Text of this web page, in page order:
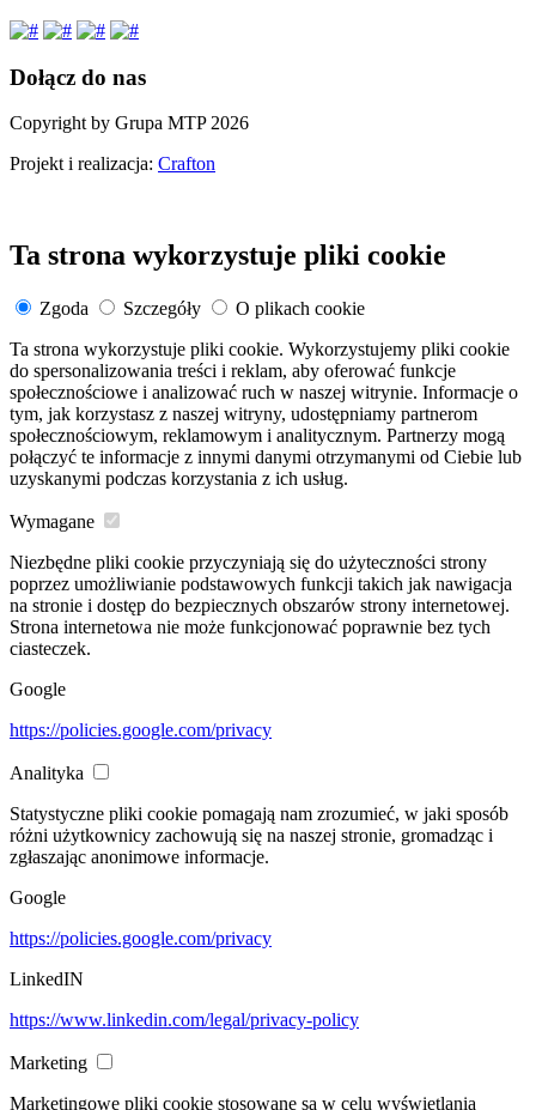
Dołącz do nas
Copyright by Grupa MTP 2026
Projekt i realizacja: Crafton
Ta strona wykorzystuje pliki cookie
Zgoda Szczegóły
O plikach cookie
Ta strona wykorzystuje pliki cookie. Wykorzystujemy pliki cookie
do spersonalizowania treści i reklam, aby oferować funkcje
społecznościowe i analizować ruch w naszej witrynie. Informacje o
tym, jak korzystasz z naszej witryny, udostępniamy partnerom
społecznościowym, reklamowym i analitycznym. Partnerzy mogą
połączyć te informacje z innymi danymi otrzymanymi od Ciebie lub
uzyskanymi podczas korzystania z ich usług.
Wymagane
Niezbędne pliki cookie przyczyniają się do użyteczności strony
poprzez umożliwianie podstawowych funkcji takich jak nawigacja
na stronie i dostęp do bezpiecznych obszarów strony internetowej.
Strona internetowa nie może funkcjonować poprawnie bez tych
ciasteczek.
Google
https://policies.google.com/privacy
Analityka
Statystyczne pliki cookie pomagają nam zrozumieć, w jaki sposób
różni użytkownicy zachowują się na naszej stronie, gromadząc i
zgłaszając anonimowe informacje.
Google
https://policies.google.com/privacy
LinkedIN
https://www.linkedin.com/legal/privacy-policy
Marketing
Marketingowe pliki cookie stosowane są w celu wyświetlania